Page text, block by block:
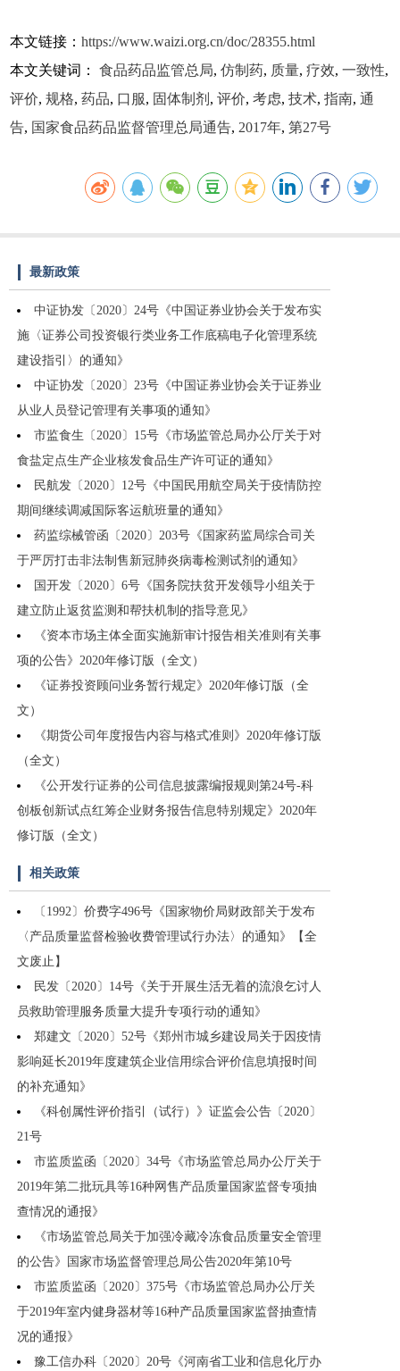
本文链接：https://www.waizi.org.cn/doc/28355.html
本文关键词：食品药品监管总局,仿制药, 质量,疗效,一致性,
评价,规格,药品, 口服, 固体制剂 ,评价,考虑,技术,指南,通
告, 国家食品药品监督管理总局通告, 2017年,第27号
最新政策
中证协发〔2020〕24号《中国证券业协会关于发布实
施〈证券公司投资银行类业务工作底稿电子化管理系统
建设指引〉的通知》
中证协发〔2020〕23号《中国证券业协会关于证券业
从业人员登记管理有关事项的通知》
市监食生〔2020〕15号《市场监管总局办公厅关于对
食盐定点生产企业核发食品生产许可证的通知》
民航发〔2020〕12号《中国民用航空局关于疫情防控
期间继续调减国际客运航班量的通知》
药监综械管函〔2020〕203号《国家药监局综合司关
于严厉打击非法制售新冠肺炎病毒检测试剂的通知》
国开发〔2020〕6号《国务院扶贫开发领导小组关于
建立防止返贫监测和帮扶机制的指导意见》
《资本市场主体全面实施新审计报告相关准则有关事
项的公告》2020年修订版（全文）
《证券投资顾问业务暂行规定》2020年修订版（全
文）
《期货公司年度报告内容与格式准则》2020年修订版
（全文）
《公开发行证券的公司信息披露编报规则第24号-科
创板创新试点红筹企业财务报告信息特别规定》2020年
修订版（全文）
相关政策
〔1992〕价费字496号《国家物价局财政部关于发布
〈产品质量监督检验收费管理试行办法〉的通知》【全
文废止】
民发〔2020〕14号《关于开展生活无着的流浪乞讨人
员救助管理服务质量大提升专项行动的通知》
郑建文〔2020〕52号《郑州市城乡建设局关于因疫情
影响延长2019年度建筑企业信用综合评价信息填报时间
的补充通知》
《科创属性评价指引（试行）》证监会公告〔2020〕
21号
市监质监函〔2020〕34号《市场监管总局办公厅关于
2019年第二批玩具等16种网售产品质量国家监督专项抽
查情况的通报》
《市场监管总局关于加强冷藏冷冻食品质量安全管理
的公告》国家市场监督管理总局公告2020年第10号
市监质监函〔2020〕375号《市场监管总局办公厅关
于2019年室内健身器材等16种产品质量国家监督抽查情
况的通报》
豫工信办科〔2020〕20号《河南省工业和信息化厅办